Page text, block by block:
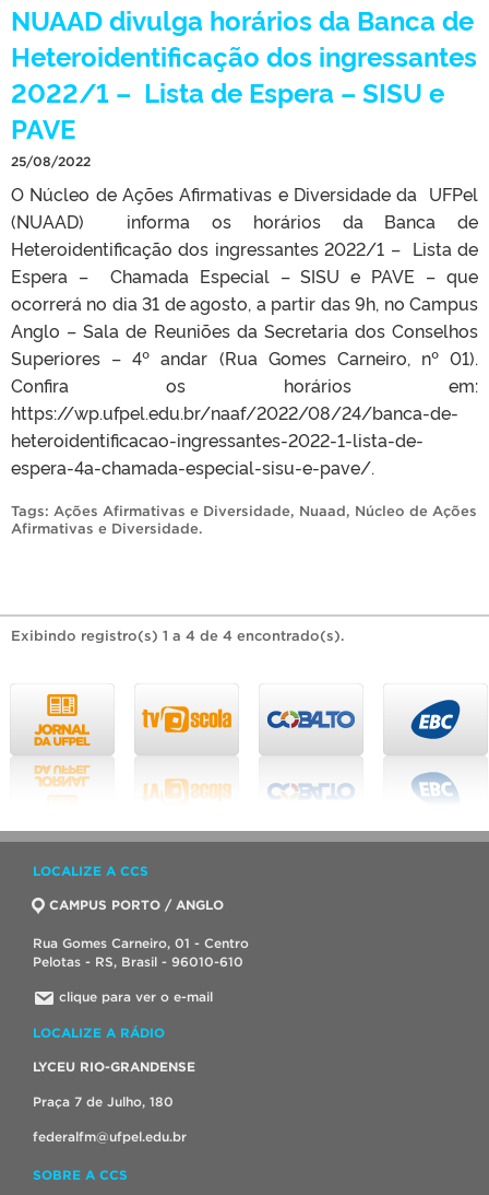
NUAAD divulga horários da Banca de
Heteroidentificação dos ingressantes
2022/1 – Lista de Espera – SISU e
PAVE
25/08/2022
O Núcleo de Ações Afirmativas e Diversidade da UFPel
(NUAAD) informa os horários da Banca de
Heteroidentificação dos ingressantes 2022/1 – Lista de
Espera – Chamada Especial – SISU e PAVE – que
ocorrerá no dia 31 de agosto, a partir das 9h, no Campus
Anglo – Sala de Reuniões da Secretaria dos Conselhos
Superiores – 4º andar (Rua Gomes Carneiro, nº 01).
Confira os horários em:
https://wp.ufpel.edu.br/naaf/2022/08/24/banca-de-
heteroidentificacao-ingressantes-2022-1-lista-de-
espera-4a-chamada-especial-sisu-e-pave/.
Tags: Ações Afirmativas e Diversidade, Nuaad, Núcleo de Ações
Afirmativas e Diversidade.
Exibindo registro(s) 1 a 4 de 4 encontrado(s).
LOCALIZE A CCS
CAMPUS PORTO / ANGLO
Rua Gomes Carneiro, 01 - Centro
Pelotas - RS, Brasil - 96010-610
clique para ver o e-mail
LOCALIZE A RÁDIO
LYCEU RIO-GRANDENSE
Praça 7 de Julho, 180
federalfm@ufpel.edu.br
SOBRE A CCS